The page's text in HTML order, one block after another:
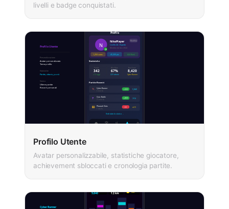
livelli e badge conquistati.
Profilo Utente
Avatar personalizzabile, statistiche giocatore,
achievement sbloccati e cronologia partite.